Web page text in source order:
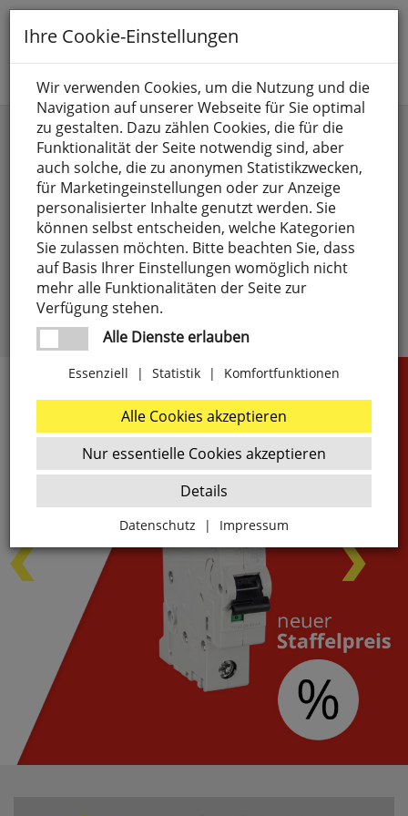
Toggle
Suche nach
Anmelden
angemeldet bleiben
Passwort vergessen?
anmelden
Noch kein Kunde?Jetzt registrieren >
Ihre Cookie-Einstellungen
Wir verwenden Cookies, um die Nutzung und die
Navigation auf unserer Webseite für Sie optimal
zu gestalten. Dazu zählen Cookies, die für die
Funktionalität der Seite notwendig sind, aber
auch solche, die zu anonymen Statistikzwecken,
für Marketingeinstellungen oder zur Anzeige
personalisierter Inhalte genutzt werden. Sie
können selbst entscheiden, welche Kategorien
Sie zulassen möchten. Bitte beachten Sie, dass
auf Basis Ihrer Einstellungen womöglich nicht
mehr alle Funktionalitäten der Seite zur
Verfügung stehen.
Alle Dienste erlauben
Essenziell | Statistik | Komfortfunktionen
Alle Cookies akzeptieren
Nur essentielle Cookies akzeptieren
Details
Datenschutz | Impressum
Zurück
Essenziell
websale_ac
ws8_pferdekaemper_01-aa_sid
Diese Cookies sind essenziell für die Funktion des